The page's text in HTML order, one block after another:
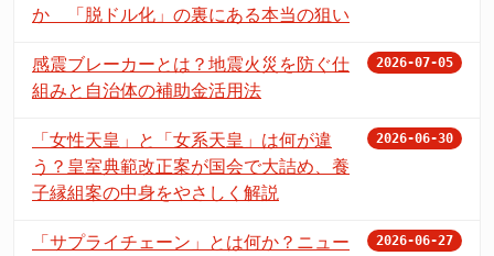
か 「脱ドル化」の裏にある本当の狙い
感震ブレーカーとは？地震火災を防ぐ仕
組みと自治体の補助金活用法
2026-07-05
「女性天皇」と「女系天皇」は何が違
う？皇室典範改正案が国会で大詰め、養
子縁組案の中身をやさしく解説
2026-06-30
「サプライチェーン」とは何か？ニュー
2026-06-27